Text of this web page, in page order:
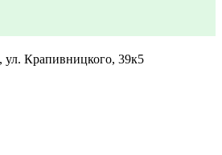
ул. Крапивницкого, 39к5